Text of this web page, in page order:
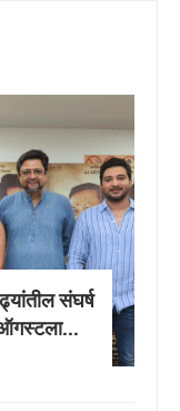
संघर्ष
ऑगस्टला...